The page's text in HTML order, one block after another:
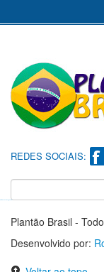
REDES SOCIAIS:
Plantão Brasil -
Desenvolvido por: